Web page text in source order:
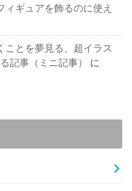
ギュアを飾るのに使え
ことを夢見る、超イラス
記事（ミニ記事）
に